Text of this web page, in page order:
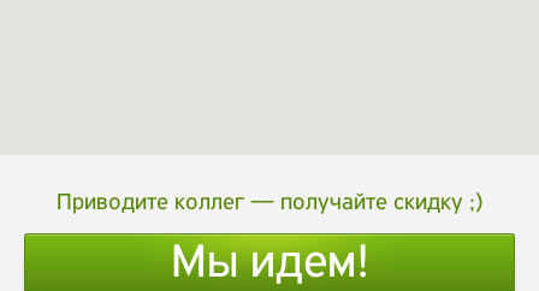
Приводите коллег — получайте скидку ;)
Мы идем!